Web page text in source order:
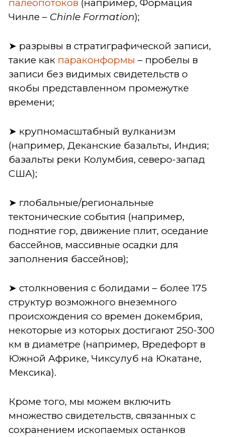
палеопотоков (например, Формация
Чинле – Chinle Formation);
➤ разрывы в стратиграфической записи,
такие как параконформы – пробелы в
записи без видимых свидетельств о
якобы представленном промежутке
времени;
➤ крупномасштабный вулканизм
(например, Деканские базальты, Индия;
базальты реки Колумбия, северо-запад
США);
➤ глобальные/региональные
тектонические события (например,
поднятие гор, движение плит, оседание
бассейнов, массивные осадки для
заполнения бассейнов);
➤ столкновения с болидами – более 175
структур возможного внеземного
происхождения со времен докембрия,
некоторые из которых достигают 250-300
км в диаметре (например, Вредефорт в
Южной Африке, Чиксулуб на Юкатане,
Мексика).
Кроме того, мы можем включить
множество свидетельств, связанных с
сохранением ископаемых останков